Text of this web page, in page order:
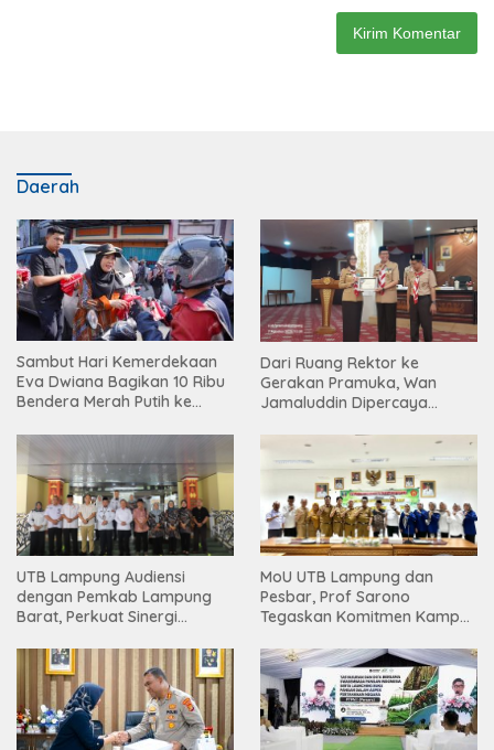
Daerah
Sambut Hari Kemerdekaan
Eva Dwiana Bagikan 10 Ribu
Bendera Merah Putih ke
Dari Ruang Rektor ke
Gerakan Pramuka, Wan
Jamaluddin Dipercaya
UTB Lampung Audiensi
dengan Pemkab Lampung
Barat, Perkuat Sinergi
Tinggi
MoU UTB Lampung dan
Pesbar, Prof Sarono
Tegaskan Komitmen Kampus
Masyarakat